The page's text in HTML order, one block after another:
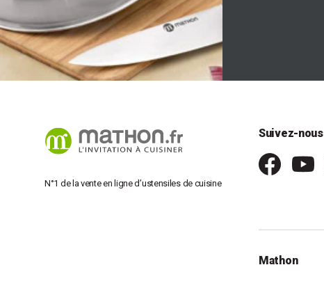
N°1 de la vente en ligne d’ustensiles de cuisine
Suivez-nous
Mathon